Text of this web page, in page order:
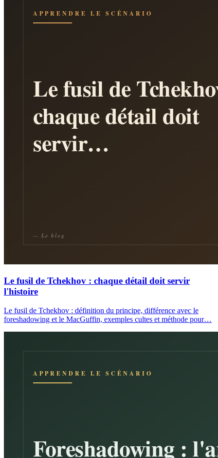
Le fusil de Tchekhov : chaque détail doit servir
l'histoire
Le fusil de Tchekhov : définition du principe, différence avec le
foreshadowing et le MacGuffin, exemples cultes et méthode pour…